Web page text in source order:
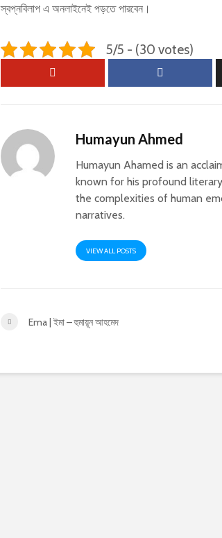
স্বপ্নবিলাপ এ অনলাইনেই পড়তে পারবেন।
5/5 - (30 votes)
Humayun Ahmed
Humayun Ahamed is an
known for his profound
the complexities of human
narratives.
VIEW ALL POSTS
Ema | ইমা – হুমায়ূন আহমেদ